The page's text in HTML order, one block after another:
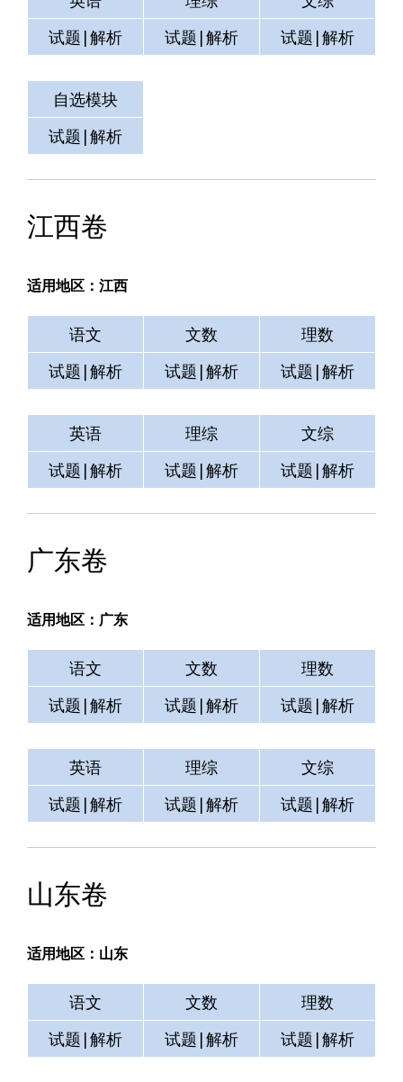
试题|解析
试题|解析 试题|解析
自选模块
试题|解析
江西卷
适用地区：江西
语文 文数
理数
试题|解析
试题|解析 试题|解析
英语 理综
文综
试题|解析
试题|解析 试题|解析
广东卷
适用地区：广东
语文 文数
理数
试题|解析
试题|解析 试题|解析
英语 理综
文综
试题|解析
试题|解析 试题|解析
山东卷
适用地区：山东
语文 文数
理数
试题|解析
试题|解析 试题|解析